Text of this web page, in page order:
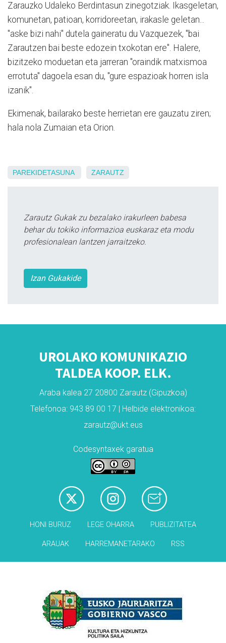
Zarauzko Udaleko Berdintasun zinegotziak. Ikasgeletan,
komunetan, patioan, korridoreetan, irakasle geletan...
"aske bizi nahi" dutela gaineratu du Vazquezek, "bai
Zarautzen bai beste edozein txokotan ere". Halere,
bizitzeko moduetan eta jarreran "oraindik matxismoa
errotuta" dagoela esan du, "gure espazioak horren isla
izanik".
Ekimenak, bailarako beste herrietan ere gauzatu ziren;
hala nola Zumaian eta Orion.
PAREKIDETASUNA ZARAUTZ
Zarautz Gukak zu bezalako irakurleen babesa
behar du tokiko informazioa euskaraz eta modu
profesionalean lantzen jarraitzeko.
Izan Gukakide
UROLAKO KOMUNIKAZIO
TALDEA KOOP. ELK.
Araba kalea 27 20800 Zarautz (Gipuzkoa)
Telefonoa: 943 89 00 17 | Helbide elektronikoa:
zarautz@ukt.eus
Codesyntaxek garatua
HONI BURUZ LEGE OHARRA PUBLIZITATEA
ARAUAK HARREMANETARAKO RSS